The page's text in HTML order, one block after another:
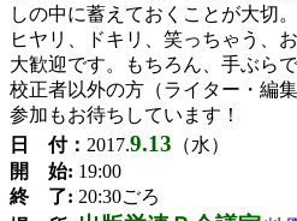
しの中に蓄えておくことが大切。
ヒヤリ、ドキリ、笑っちゃう、
大歓迎です。もちろん、手ぶらで
校正者以外の方（ライター・編
参加もお待ちしています！
日 付： 2017.9.13 （水）
開 始: 19:00
終 了: 20:30ごろ